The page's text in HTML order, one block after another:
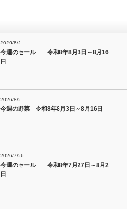
2026/8/2
今週のセール 令和8年8月3日～8月16
日
2026/8/2
今週の野菜 令和8年8月3日～8月16日
2026/7/26
今週のセール 令和8年7月27日～8月2
日